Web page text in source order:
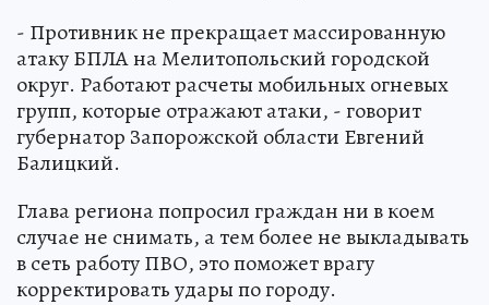
- Противник не прекращает массированную
атаку БПЛА на Мелитопольский городской
округ. Работают расчеты мобильных огневых
групп, которые отражают атаки, - говорит
губернатор Запорожской области Евгений
Балицкий.
Глава региона попросил граждан ни в коем
случае не снимать, а тем более не выкладывать
в сеть работу ПВО, это поможет врагу
корректировать удары по городу.